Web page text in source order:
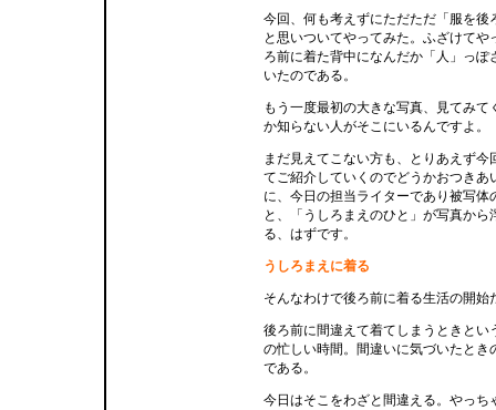
今回、何も考えずにただただ「服を後
と思いついてやってみた。ふざけてや
ろ前に着た背中になんだか「人」っぽ
いたのである。
もう一度最初の大きな写真、見てみて
か知らない人がそこにいるんですよ。
まだ見えてこない方も、とりあえず今
てご紹介していくのでどうかおつきあ
に、今日の担当ライターであり被写体
と、「うしろまえのひと」が写真から
る、はずです。
うしろまえに着る
そんなわけで後ろ前に着る生活の開始
後ろ前に間違えて着てしまうときとい
の忙しい時間。間違いに気づいたとき
である。
今日はそこをわざと間違える。やっち